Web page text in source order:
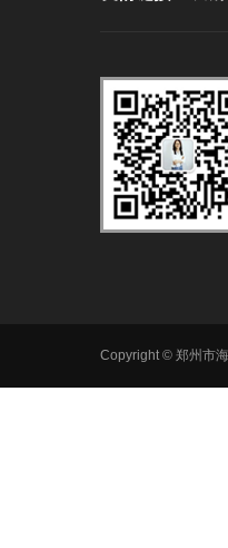
Copyright © 郑州市